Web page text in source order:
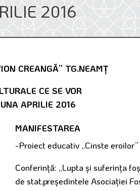
2016
CREANGĂ” TG.NEAMŢ
CE SE VOR
APRILIE 2016
MANIFESTAREA
-Proiect educativ „Cinste eroilor”
Conferinţă: „Lupta şi suferinţa
de stat,preşedintele Asociaţiei